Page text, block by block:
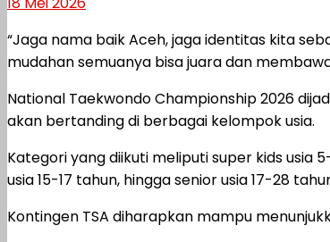
“Jaga nama baik Aceh, jaga identitas kita
mudahan semuanya bisa juara dan
National Taekwondo Championship 2026
akan bertanding di berbagai kelompok usia.
Kategori yang diikuti meliputi super kids usia
usia 15-17 tahun, hingga senior usia 17-28
Kontingen TSA diharapkan mampu